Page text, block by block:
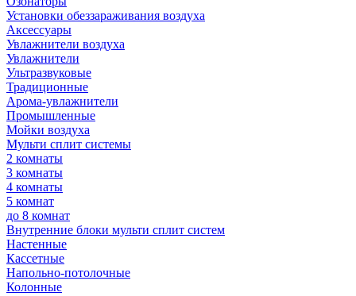
Установки обеззараживания воздуха
Аксессуары
Увлажнители воздуха
Увлажнители
Ультразвуковые
Традиционные
Арома-увлажнители
Промышленные
Мойки воздуха
Мульти сплит системы
2 комнаты
3 комнаты
4 комнаты
5 комнат
до 8 комнат
Внутренние блоки мульти сплит систем
Настенные
Кассетные
Напольно-потолочные
Колонные